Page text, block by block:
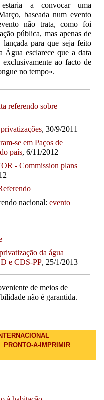
estaria a convocar uma
baseada num evento
não trata, como foi
pública, mas apenas de
lançada para que seja feito
esclarece que a data
exclusivamente ao facto de
no tempo».
referendo sobre
, 30/9/2011
se em Paços de
país, 6/11/2012
- Commission plans
nacional:evento
da água
e CDS-PP, 25/1/2013
de meios de
não é garantida.
PRONTO-A-IMPRIMIR